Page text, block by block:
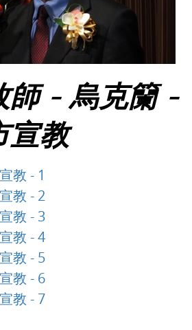
師 - 烏克籣 -
宣教
教 - 1
教 - 2
教 - 3
教 - 4
教 - 5
教 - 6
教 - 7